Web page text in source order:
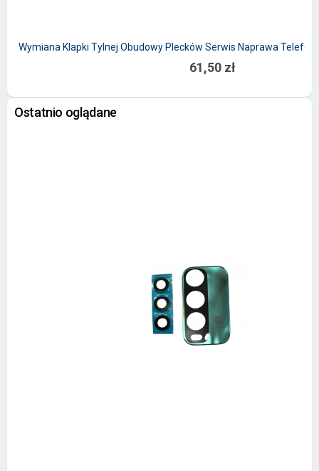
Wymiana Klapki Tylnej Obudowy Plecków Serwis Naprawa
61,50 zł
Ostatnio oglądane